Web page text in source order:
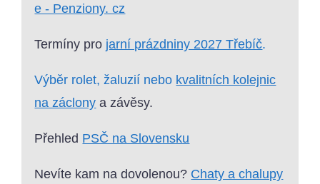
e - Penziony. cz
Termíny pro jarní prázdniny 2027 Třebíč.
Výběr rolet, žaluzií nebo kvalitních kolejnic
na záclony a závěsy.
Přehled PSČ na Slovensku
Nevíte kam na dovolenou? Chaty a chalupy